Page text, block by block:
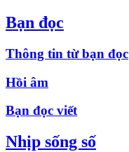
Bạn đọc
Thông tin từ bạn đọc
Hồi âm
Bạn đọc viết
Nhịp sống số